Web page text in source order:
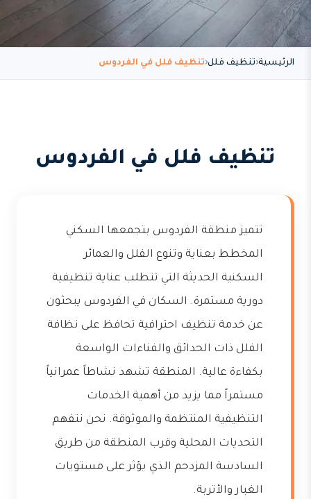
الرئيسية تنظيف فلل تنظيف فلل في الفردوس
تنظيف فلل في الفردوس
تتميز منطقة الفردوس بتجمعها السكني
المخطط بعناية وتنوع الفلل والعمائر
السكنية الحديثة التي تتطلب عناية تنظيفية
دورية مستمرة. السكان في الفردوس يبحثون
عن خدمة تنظيف احترافية تحافظ على نظافة
الفلل ذات الحدائق والفناءات الواسعة
بكفاءة عالية. المنطقة تشهد نشاطاً عمرانياً
مستمراً مما يزيد من أهمية الخدمات
التنظيفية المنتظمة والموثوقة. نحن نتفهم
التحديات المحلية وقرب المنطقة من طريق
السادسة المزدحم الذي يؤثر على مستويات
الغبار والأتربة.